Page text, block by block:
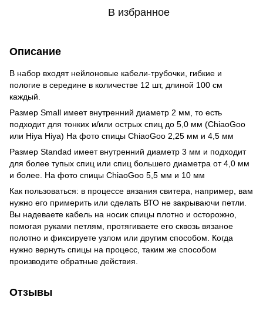
В избранное
Описание
В набор входят нейлоновые кабели-трубочки, гибкие и
пологие в середине в количестве 12 шт, длиной 100 см
каждый.
Размер Small имеет внутренний диаметр 2 мм, то есть
подходит для тонких и/или острых спиц до 5,0 мм (ChiaoGoo
или Hiya Hiya) На фото спицы ChiaoGoo 2,25 мм и 4,5 мм
Размер Standad имеет внутренний диаметр 3 мм и подходит
для более тупых спиц или спиц большего диаметра от 4,0 мм
и более. На фото спицы ChiaoGoo 5,5 мм и 10 мм
Как пользоваться: в процессе вязания свитера, например, вам
нужно его примерить или сделать ВТО не закрываючи петли.
Вы надеваете кабель на носик спицы плотно и осторожно,
помогая руками петлям, протягиваете его сквозь вязаное
полотно и фиксируете узлом или другим способом. Когда
нужно вернуть спицы на процесс, таким же способом
производите обратные действия.
Отзывы